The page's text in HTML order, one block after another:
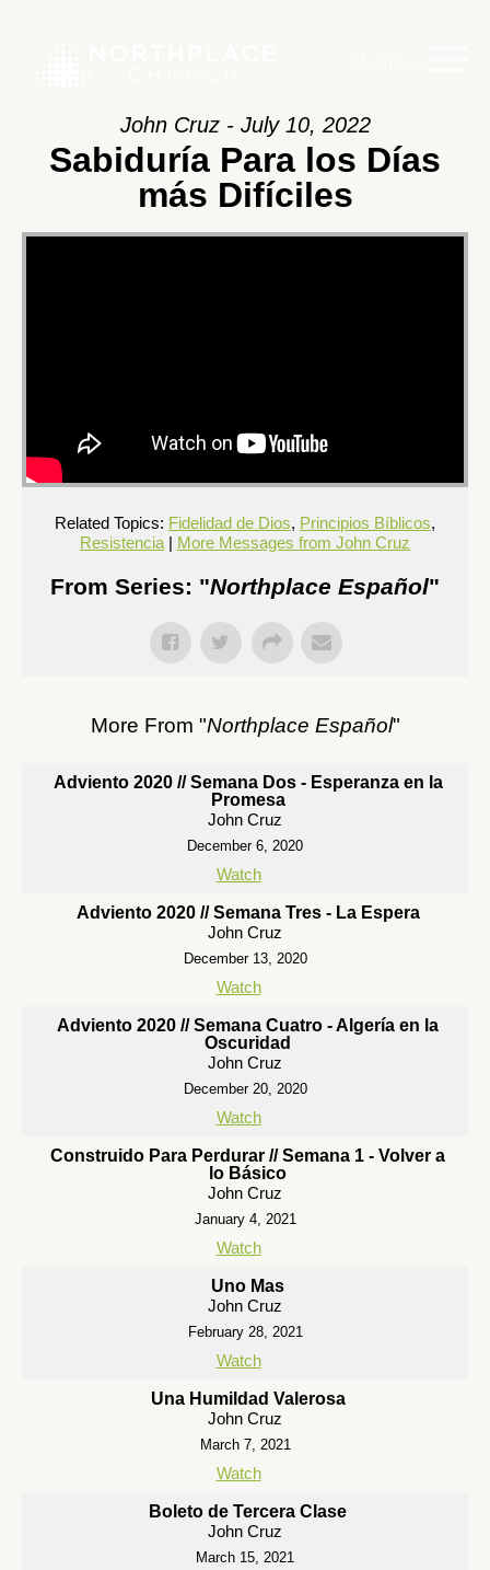
John Cruz - July 10, 2022
Sabiduría Para los Días
más Difíciles
Related Topics: Fidelidad de Dios, Principios Bíblicos,
Resistencia | More Messages from John Cruz
From Series: "Northplace Español"
More From "Northplace Español"
Adviento 2020 // Semana Dos - Esperanza en la
Promesa
John Cruz
December 6, 2020
Watch
Adviento 2020 // Semana Tres - La Espera
John Cruz
December 13, 2020
Watch
Adviento 2020 // Semana Cuatro - Algería en la
Oscuridad
John Cruz
December 20, 2020
Watch
Construido Para Perdurar // Semana 1 - Volver a
lo Básico
John Cruz
January 4, 2021
Watch
Uno Mas
John Cruz
February 28, 2021
Watch
Una Humildad Valerosa
John Cruz
March 7, 2021
Watch
Boleto de Tercera Clase
John Cruz
March 15, 2021